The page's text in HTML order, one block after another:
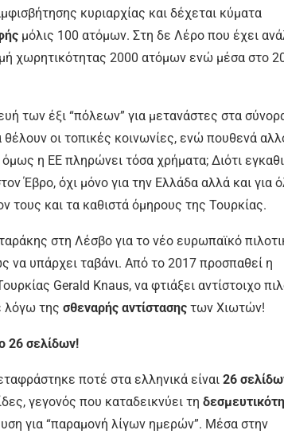
κυριαρχίας και δέχεται κύματα
μόλις 100 ατόμων. Στη δε Λέρο που έχει
χωρητικότητας 2000 ατόμων ενώ μέσα στο
των έξι “πόλεων” για μετανάστες στα
οι τοπικές κοινωνίες, ενώ πουθενά
όμως η ΕΕ πληρώνει τόσα χρήματα; Διότι
Έβρο, όχι μόνο για την Ελλάδα αλλά και για
τους και τα καθιστά όμηρους της Τουρκίας.
στη Λέσβο για το νέο ευρωπαϊκό
να υπάρχει ταβάνι. Από το 2017 προσπαθεί η
Gerald Knaus, να φτιάξει αντίστοιχο
λόγω της σθεναρής αντίστασης των Χιωτών!
26 σελίδων!
ποτέ στα ελληνικά είναι 26
γεγονός που καταδεικνύει τη
για “παραμονή λίγων ημερών”. Μέσα στην